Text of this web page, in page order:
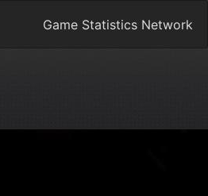
Game Statistics Network